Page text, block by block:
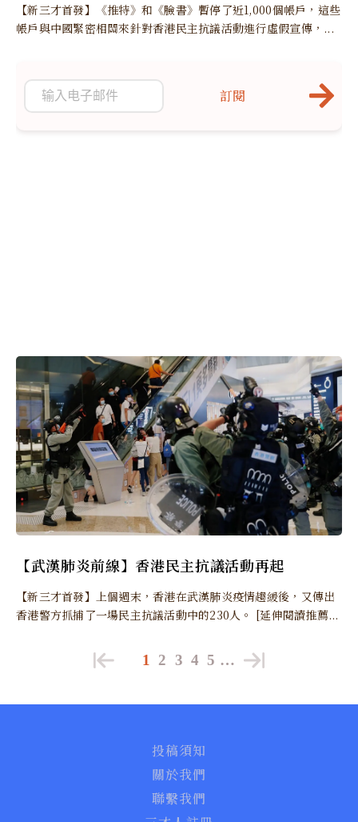
【新三才首發】《推特》和《臉書》暫停了近1,000個帳戶，這些
帳戶與中國緊密相關來針對香港民主抗議活動進行虛假宣傳，...
【武漢肺炎前線】香港民主抗議活動再起
【新三才首發】上個週末，香港在武漢肺炎疫情趨緩後，又傳出
香港警方抓捕了一場民主抗議活動中的230人。 [延伸閱讀推薦...
訂閱
1 2 3 4 5 …
投稿須知
關於我們
聯繫我們